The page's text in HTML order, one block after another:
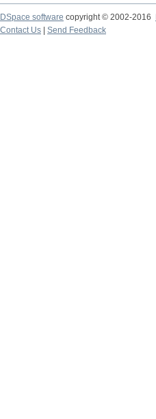
DSpace software copyright © 2002-2016
Contact Us
Send Feedback